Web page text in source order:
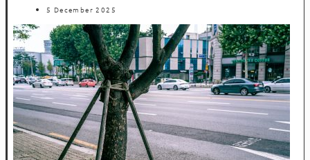
5 December 2025